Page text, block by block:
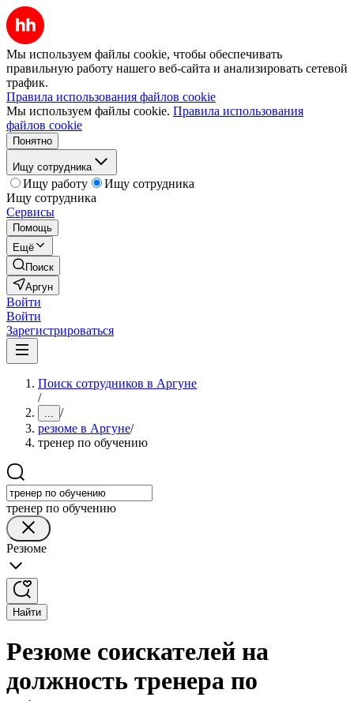
Мы используем файлы cookie, чтобы обеспечивать
правильную работу нашего веб-сайта и анализировать сетевой
трафик.
Правила использования файлов cookie
Мы используем файлы cookie. Правила использования
файлов cookie
Понятно
Ищу сотрудника
Ищу работу
Ищу сотрудника
Ищу сотрудника
Сервисы
Помощь
Ещё
Поиск
Аргун
Войти
Войти
Зарегистрироваться
Поиск сотрудников в Аргуне
/
... /
резюме в Аргуне/
тренер по обучению
тренер по обучению
Резюме
Найти
Резюме соискателей на
должность тренера по